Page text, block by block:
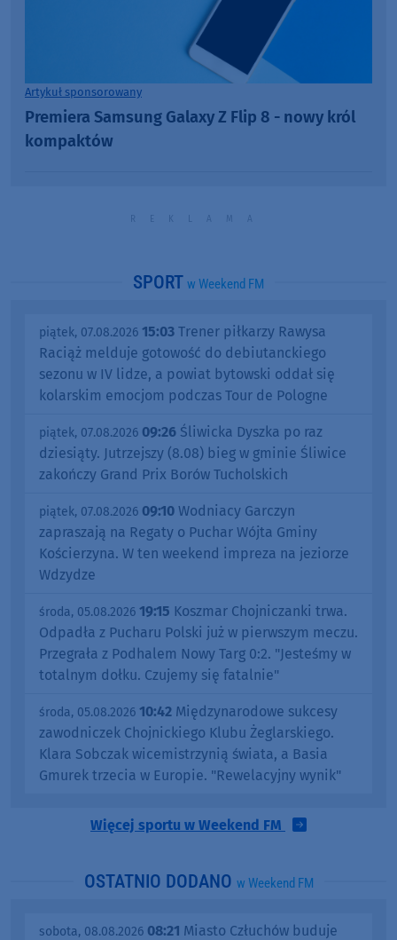
Artykuł sponsorowany
Premiera Samsung Galaxy Z Flip 8 - nowy król
kompaktów
SPORT w Weekend FM
piątek, 07.08.2026 15:03 Trener piłkarzy Rawysa
Raciąż melduje gotowość do debiutanckiego
sezonu w IV lidze, a powiat bytowski oddał się
kolarskim emocjom podczas Tour de Pologne
piątek, 07.08.2026 09:26 Śliwicka Dyszka po raz
dziesiąty. Jutrzejszy (8.08) bieg w gminie Śliwice
zakończy Grand Prix Borów Tucholskich
piątek, 07.08.2026 09:10 Wodniacy Garczyn
zapraszają na Regaty o Puchar Wójta Gminy
Kościerzyna. W ten weekend impreza na jeziorze
Wdzydze
środa, 05.08.2026 19:15 Koszmar Chojniczanki trwa.
Odpadła z Pucharu Polski już w pierwszym meczu.
Przegrała z Podhalem Nowy Targ 0:2. "Jesteśmy w
totalnym dołku. Czujemy się fatalnie"
środa, 05.08.2026 10:42 Międzynarodowe sukcesy
zawodniczek Chojnickiego Klubu Żeglarskiego.
Klara Sobczak wicemistrzynią świata, a Basia
Gmurek trzecia w Europie. "Rewelacyjny wynik"
Więcej sportu w Weekend FM
OSTATNIO DODANO w Weekend FM
sobota, 08.08.2026 08:21 Miasto Człuchów buduje